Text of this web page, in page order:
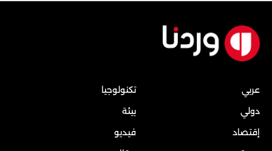
عربي
دولي
إقتصاد
تكنولوجيا
بيئة
فيديو